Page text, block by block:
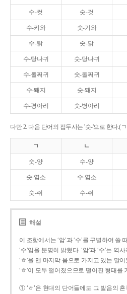
수-컷 숫-것
수-키와 숫-기와
수-탉 숫-닭
수-탕나귀 숫-당나귀
수-톨쩌귀 숫-돌쩌귀
수-퇘지 숫-돼지
수-평아리 숫-병아리
다만 2. 다음 단어의 접두사는 '숫-'으로 한다.(
ㄱ ㄴ
숫-양 수-양
숫-염소 수-염소
숫-쥐 수-쥐
해설
이 조항에서는 ‘암’과 ‘수’를 구별하여 쓸
‘수’임을 분명히 밝혔다. ‘암’과 ‘수’는 역
‘ㅎ’을 맨 마지막 음으로 가지고 있는 말
‘ㅎ’이 모두 떨어졌으므로 떨어진 형태
① ‘ㅎ’은 현대의 단어들에도 그 발음의 흔